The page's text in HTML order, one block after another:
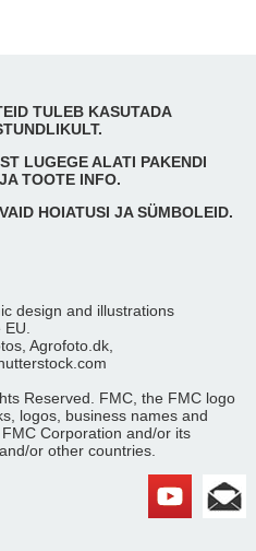
TULEB KASUTADA
LUGEGE ALATI PAKENDI
TOOTE INFO.
HOIATUSI JA SÜMBOLEID.
design and illustrations
Agrofoto.dk,
Reserved. FMC, the FMC logo
logos, business names and
Corporation and/or its
or other countries.